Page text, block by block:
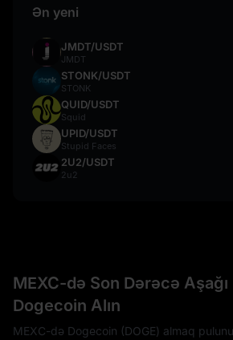
Ən yeni
JMDT/USDT
JMDT
STONK/USDT
STONK
QUID/USDT
Squid
UPID/USDT
Stupid Faces
2U2/USDT
2u2
MEXC-də Son Dərəcə
Dogecoin Alın
MEXC-də Dogecoin (DOGE) almaq